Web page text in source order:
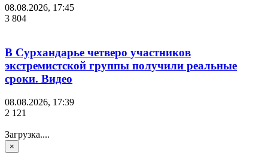
08.08.2026, 17:45
3 804
В Сурхандарье четверо участников
экстремистской группы получили реальные
сроки. Видео
08.08.2026, 17:39
2 121
Загрузка....
×